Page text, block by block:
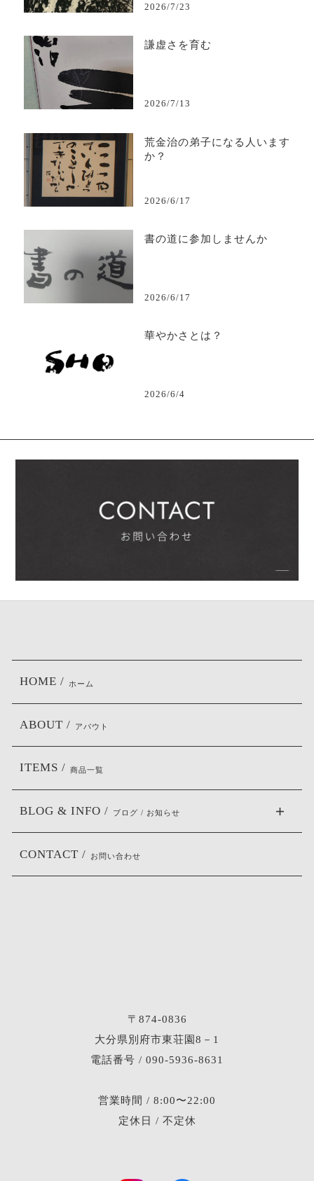
2026/7/23
謙虚さを育む
2026/7/13
荒金治の弟子になる人います
か？
2026/6/17
書の道に参加しませんか
2026/6/17
華やかさとは？
2026/6/4
〒874-0836
大分県別府市東荘園8－1
電話番号 / 090-5936-8631
営業時間 / 8:00〜22:00
定休日 / 不定休
HOME / ホーム
ABOUT / アバウト
ITEMS / 商品一覧
BLOG & INFO / ブログ / お知らせ
CONTACT / お問い合わせ